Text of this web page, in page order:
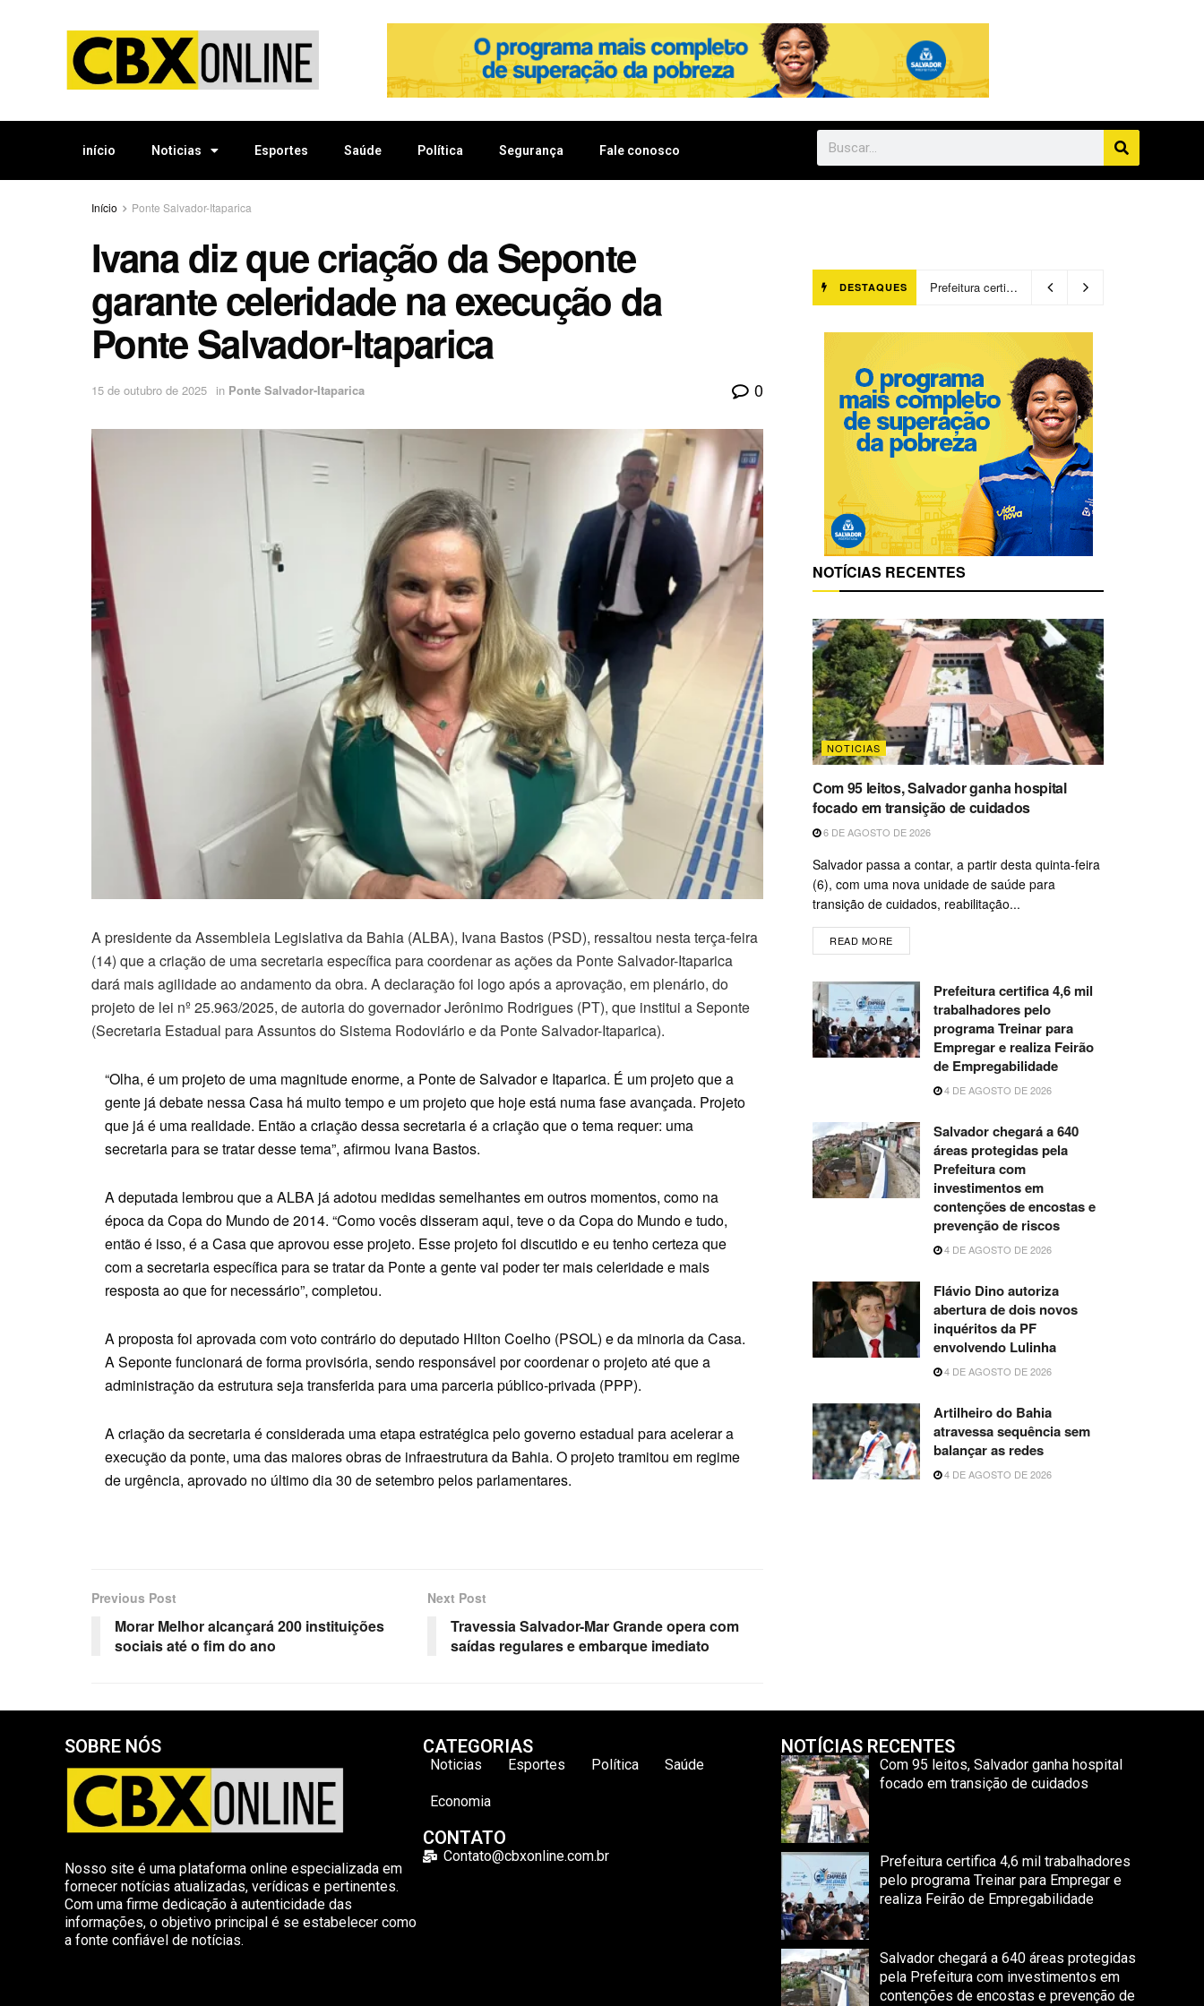
início Noticias Esportes Saúde Política Segurança Fale conosco
Início Ponte Salvador-Itaparica
Ivana diz que criação da Seponte
garante celeridade na execução da
Ponte Salvador-Itaparica
15 de outubro de 2025 in Ponte Salvador-Itaparica 0
A presidente da Assembleia Legislativa da Bahia (ALBA), Ivana Bastos (PSD), ressaltou nesta terça-feira
(14) que a criação de uma secretaria específica para coordenar as ações da Ponte Salvador-Itaparica
dará mais agilidade ao andamento da obra. A declaração foi logo após a aprovação, em plenário, do
projeto de lei nº 25.963/2025, de autoria do governador Jerônimo Rodrigues (PT), que institui a Seponte
(Secretaria Estadual para Assuntos do Sistema Rodoviário e da Ponte Salvador-Itaparica).
“Olha, é um projeto de uma magnitude enorme, a Ponte de Salvador e Itaparica. É um projeto que a
gente já debate nessa Casa há muito tempo e um projeto que hoje está numa fase avançada. Projeto
que já é uma realidade. Então a criação dessa secretaria é a criação que o tema requer: uma
secretaria para se tratar desse tema”, afirmou Ivana Bastos.
A deputada lembrou que a ALBA já adotou medidas semelhantes em outros momentos, como na
época da Copa do Mundo de 2014. “Como vocês disseram aqui, teve o da Copa do Mundo e tudo,
então é isso, é a Casa que aprovou esse projeto. Esse projeto foi discutido e eu tenho certeza que
com a secretaria específica para se tratar da Ponte a gente vai poder ter mais celeridade e mais
resposta ao que for necessário”, completou.
A proposta foi aprovada com voto contrário do deputado Hilton Coelho (PSOL) e da minoria da Casa.
A Seponte funcionará de forma provisória, sendo responsável por coordenar o projeto até que a
administração da estrutura seja transferida para uma parceria público-privada (PPP).
A criação da secretaria é considerada uma etapa estratégica pelo governo estadual para acelerar a
execução da ponte, uma das maiores obras de infraestrutura da Bahia. O projeto tramitou em regime
de urgência, aprovado no último dia 30 de setembro pelos parlamentares.
Previous Post
Morar Melhor alcançará 200 instituições
sociais até o fim do ano
Next Post
Travessia Salvador-Mar Grande opera com
saídas regulares e embarque imediato
DESTAQUES Prefeitura certifica 4,6 mil trabalhadores pelo programa Treinar para Empregar e realiza Feirão de Empregabilidade
NOTÍCIAS RECENTES
NOTICIAS
Com 95 leitos, Salvador ganha hospital
focado em transição de cuidados
6 DE AGOSTO DE 2026
Salvador passa a contar, a partir desta quinta-feira
(6), com uma nova unidade de saúde para
transição de cuidados, reabilitação...
READ MORE
Prefeitura certifica 4,6 mil
trabalhadores pelo
programa Treinar para
Empregar e realiza Feirão
de Empregabilidade
4 DE AGOSTO DE 2026
Salvador chegará a 640
áreas protegidas pela
Prefeitura com
investimentos em
contenções de encostas e
prevenção de riscos
4 DE AGOSTO DE 2026
Flávio Dino autoriza
abertura de dois novos
inquéritos da PF
envolvendo Lulinha
4 DE AGOSTO DE 2026
Artilheiro do Bahia
atravessa sequência sem
balançar as redes
4 DE AGOSTO DE 2026
SOBRE NÓS
Nosso site é uma plataforma online especializada em
fornecer notícias atualizadas, verídicas e pertinentes.
Com uma firme dedicação à autenticidade das
informações, o objetivo principal é se estabelecer como
a fonte confiável de notícias.
CATEGORIAS
Noticias Esportes Política Saúde
Economia
CONTATO
Contato@cbxonline.com.br
NOTÍCIAS RECENTES
Com 95 leitos, Salvador ganha hospital
focado em transição de cuidados
Prefeitura certifica 4,6 mil trabalhadores
pelo programa Treinar para Empregar e
realiza Feirão de Empregabilidade
Salvador chegará a 640 áreas protegidas
pela Prefeitura com investimentos em
contenções de encostas e prevenção de